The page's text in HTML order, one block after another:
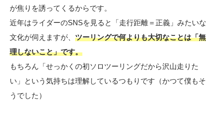
が焦りを誘ってくるからです。
近年はライダーのSNSを見ると「走行距離＝正義」みたいな
文化が伺えますが、 ツーリングで何よりも大切なことは「無
理しないこと」です。
もちろん「せっかくの初ソロツーリングだから沢山走りた
い」という気持ちは理解しているつもりです（かつて僕もそ
うでした）